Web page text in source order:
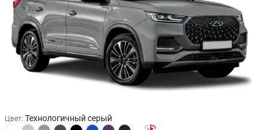
Цвет: Технологичный серый